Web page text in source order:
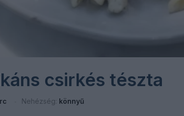
csirkés tészta
Nehézség: könnyű